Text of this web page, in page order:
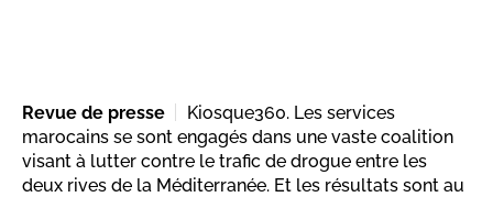
Revue de presse
Kiosque360. Les services
marocains se sont engagés dans une vaste coalition
visant à lutter contre le trafic de drogue entre les
deux rives de la Méditerranée. Et les résultats sont au